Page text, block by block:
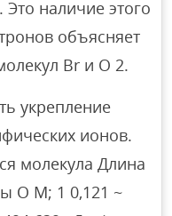
наличие этого
объясняет
Br и O 2.
укрепление
ионов.
молекула Длина
O М; 1 0,121 ~